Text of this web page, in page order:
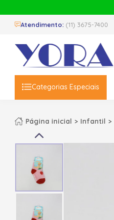
Atendimento: (11) 3675-7400
Categorias Especiais
Página inicial Infantil